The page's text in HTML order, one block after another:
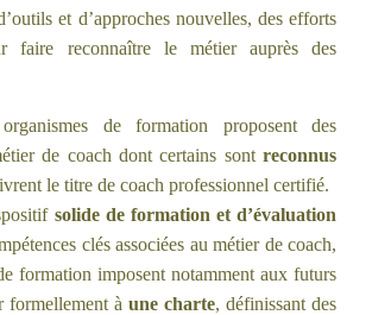
et d’approches nouvelles, des efforts
faire reconnaître le métier auprès des
de formation proposent des
de coach dont certains sont reconnus
le titre de coach professionnel certifié.
solide de formation et d’évaluation
clés associées au métier de coach,
formation imposent notamment aux futurs
formellement à une charte, définissant des